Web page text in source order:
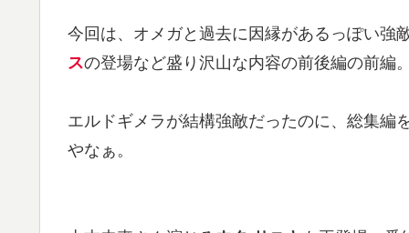
今回は、オメガと過去に因縁があるっぽい強
スの登場など盛り沢山な内容の前後編の前編
エルドギメラが結構強敵だったのに、総集編
やなぁ。